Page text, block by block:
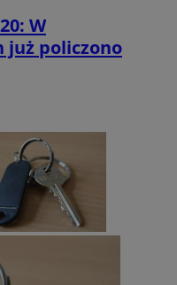
W
już policzono